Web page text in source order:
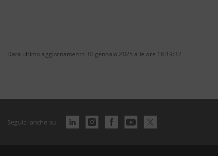
Data ultimo aggiornamento 30 gennaio 2025 alle ore 18:19:32
Seguici anche su